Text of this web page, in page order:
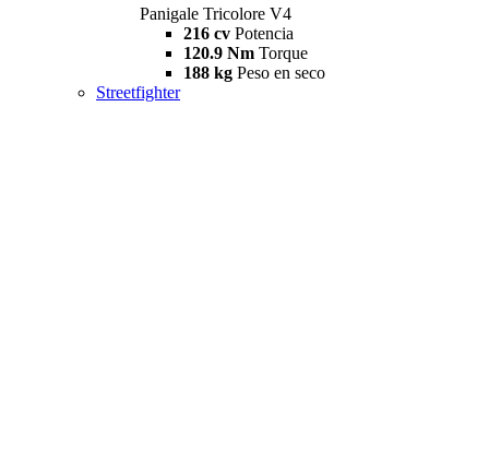
Panigale Tricolore V4
216 cv Potencia
120.9 Nm Torque
188 kg Peso en seco
Streetfighter